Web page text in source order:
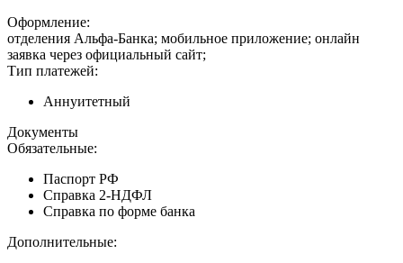
Оформление:
отделения Альфа-Банка; мобильное приложение; онлайн
заявка через официальный сайт;
Тип платежей:
Аннуитетный
Документы
Обязательные:
Паспорт РФ
Справка 2-НДФЛ
Справка по форме банка
Дополнительные: